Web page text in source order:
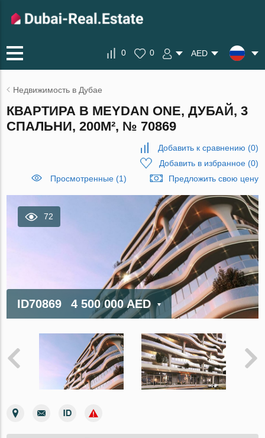
0 0 AED
Недвижимость в Дубае
КВАРТИРА В MEYDAN ONE, ДУБАЙ, 3
СПАЛЬНИ, 200М², № 70869
Добавить к сравнению (0)
Добавить в избранное(0)
Просмотренные (1)
Предложить свою цену
72
ID70869 4 500 000 AED